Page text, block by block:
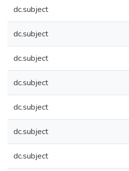
dc.subject
dc.subject
dc.subject
dc.subject
dc.subject
dc.subject
dc.subject